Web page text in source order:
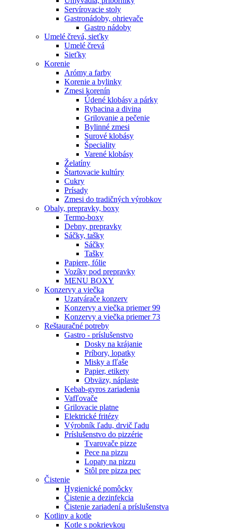
Servírovacie stoly
Gastronádoby, ohrievače
Gastro nádoby
Umelé črevá, sieťky
Umelé črevá
Sieťky
Korenie
Arómy a farby
Korenie a bylinky
Zmesi korenín
Údené klobásy a párky
Rybacina a divina
Grilovanie a pečenie
Bylinné zmesi
Surové klobásy
Špeciality
Varené klobásy
Želatíny
Štartovacie kultúry
Cukry
Prísady
Zmesi do tradičných výrobkov
Obaly, prepravky, boxy
Termo-boxy
Debny, prepravky
Sáčky, tašky
Sáčky
Tašky
Papiere, fólie
Vozíky pod prepravky
MENU BOXY
Konzervy a viečka
Uzatvárače konzerv
Konzervy a viečka priemer 99
Konzervy a viečka priemer 73
Reštauračné potreby
Gastro - príslušenstvo
Dosky na krájanie
Príbory, lopatky
Misky a fľaše
Papier, etikety
Obväzy, náplaste
Kebab-gyros zariadenia
Vafľovače
Grilovacie platne
Elektrické fritézy
Výrobník ľadu, drvič ľadu
Príslušenstvo do pizzérie
Tvarovače pizze
Pece na pizzu
Lopaty na pizzu
Stôl pre pizza pec
Čistenie
Hygienické pomôcky
Čistenie a dezinfekcia
Čistenie zariadení a príslušenstva
Kotliny a kotle
Kotle s pokrievkou